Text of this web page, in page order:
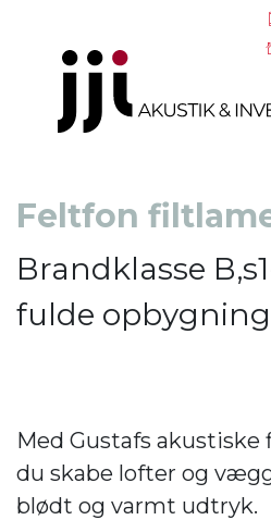
Feltfon
Brandklasse
fulde opbygning
Med Gustafs
du skabe lofter og
blødt og varmt udtryk.